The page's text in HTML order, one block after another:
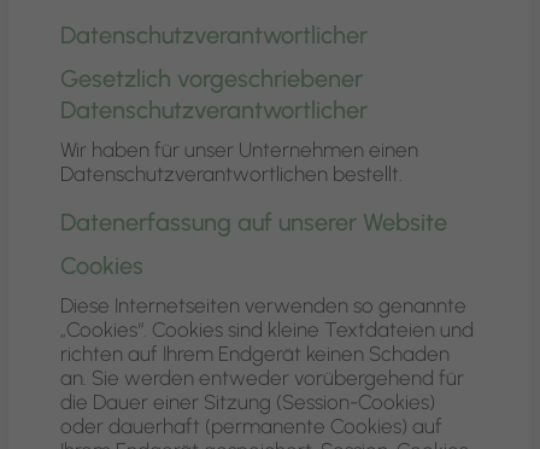
Datenschutzverantwortlicher
Gesetzlich vorgeschriebener
Datenschutzverantwortlicher
Wir haben für unser Unternehmen einen
Datenschutzverantwortlichen bestellt.
Datenerfassung auf unserer Website
Cookies
Diese Internetseiten verwenden so genannte
„Cookies“. Cookies sind kleine Textdateien und
richten auf Ihrem Endgerät keinen Schaden
an. Sie werden entweder vorübergehend für
die Dauer einer Sitzung (Session-Cookies)
oder dauerhaft (permanente Cookies) auf